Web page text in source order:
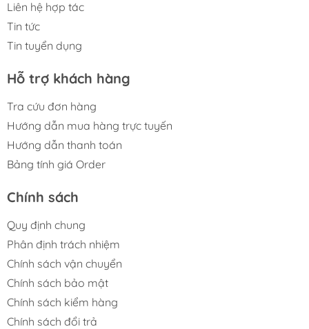
Liên hệ hợp tác
Tin tức
Tin tuyển dụng
Hỗ trợ khách hàng
Tra cứu đơn hàng
Hướng dẫn mua hàng trực tuyến
Hướng dẫn thanh toán
Bảng tính giá Order
Chính sách
Quy định chung
Phân định trách nhiệm
Chính sách vận chuyển
Chính sách bảo mật
Chính sách kiểm hàng
Chính sách đổi trả